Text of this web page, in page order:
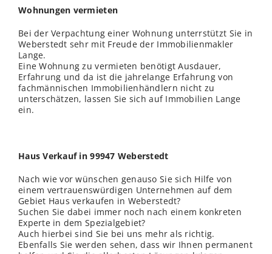
Wohnungen vermieten
Bei der Verpachtung einer Wohnung unterrstützt Sie in
Weberstedt sehr mit Freude der Immobilienmakler
Lange.
Eine Wohnung zu vermieten benötigt Ausdauer,
Erfahrung und da ist die jahrelange Erfahrung von
fachmännischen Immobilienhändlern nicht zu
unterschätzen, lassen Sie sich auf Immobilien Lange
ein.
Haus Verkauf in 99947 Weberstedt
Nach wie vor wünschen genauso Sie sich Hilfe von
einem vertrauenswürdigen Unternehmen auf dem
Gebiet Haus verkaufen in Weberstedt?
Suchen Sie dabei immer noch nach einem konkreten
Experte in dem Spezialgebiet?
Auch hierbei sind Sie bei uns mehr als richtig.
Ebenfalls Sie werden sehen, dass wir Ihnen permanent